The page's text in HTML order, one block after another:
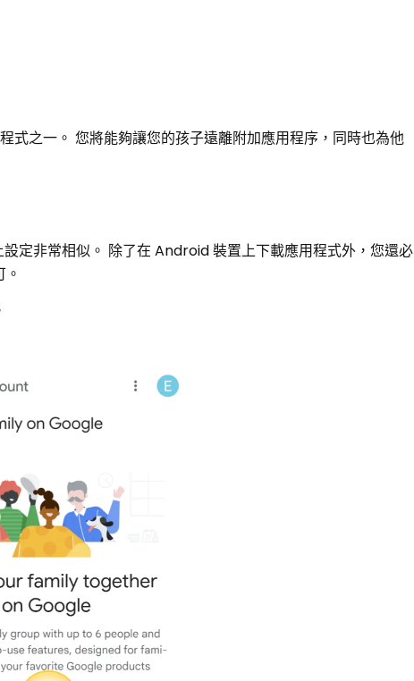
之一。 您將能夠讓您的孩子遠離附加應用程序，同時也為他
定非常相似。 除了在 Android 裝置上下載應用程式外，您還必